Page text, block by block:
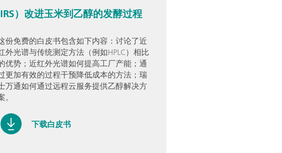
）改进玉米到乙醇的发酵过程
份免费的白皮书包含如下内容：讨论了近
外光谱与传统测定方法（例如HPLC）相比
优势；近红外光谱如何提高工厂产能；通
更加有效的过程干预降低成本的方法；瑞
万通如何通过远程云服务提供乙醇解决方
。
下载白皮书